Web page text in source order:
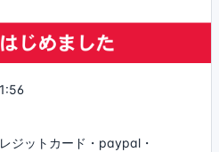
ジットカード・paypal・